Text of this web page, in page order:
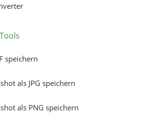
speichern
als JPG speichern
als PNG speichern